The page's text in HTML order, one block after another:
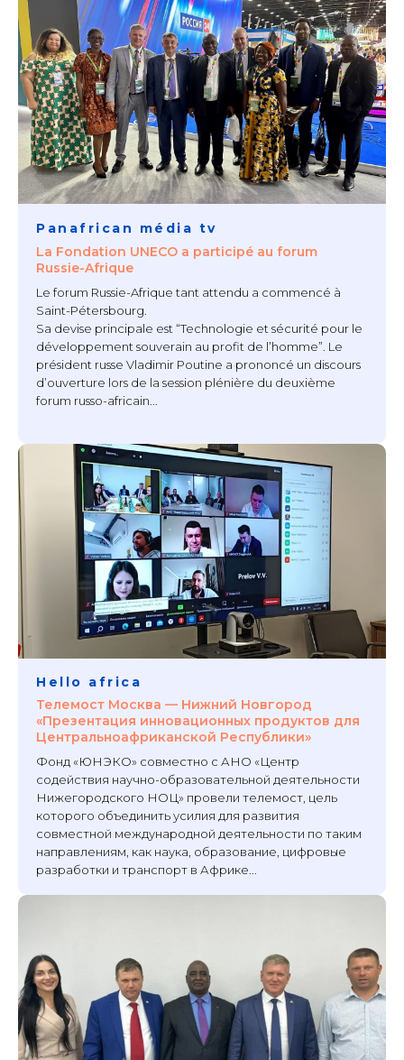
Panafrican média tv
La Fondation UNECO a participé au forum
Russie-Afrique
Le forum Russie-Afrique tant attendu a commencé à
Saint-Pétersbourg.
Sa devise principale est “Technologie et sécurité pour le
développement souverain au profit de l’homme”. Le
président russe Vladimir Poutine a prononcé un discours
d’ouverture lors de la session plénière du deuxième
forum russo-africain...
Hello africa
Телемост Москва — Нижний Новгород
«Презентация инновационных продуктов для
Центральноафриканской Республики»
Фонд «ЮНЭКО» совместно с АНО «Центр
содействия научно-образовательной деятельности
Нижегородского НОЦ» провели телемост, цель
которого объединить усилия для развития
совместной международной деятельности по таким
направлениям, как наука, образование, цифровые
разработки и транспорт в Африке...